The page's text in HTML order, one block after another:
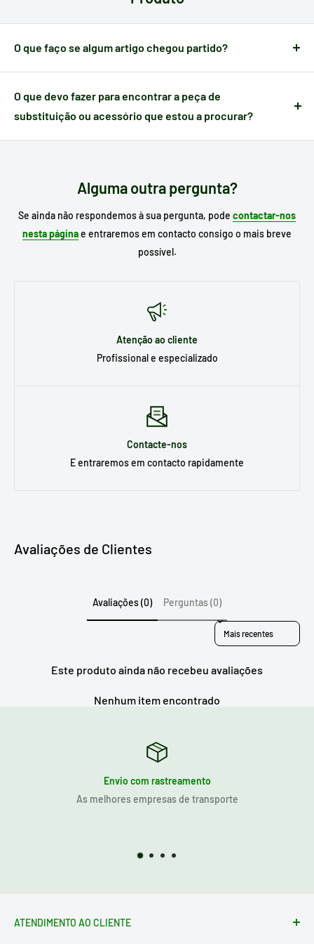
O que faço se algum artigo chegou partido?
Quando um artigo apresenta algum defeito causado no
transporte,
dispõe de 24 horas a partir do momento da
receção
para nos notificar e poder gerir a ocorrência.
O que devo fazer para encontrar a peça de
substituição ou acessório que estou a procurar?
Escreva no motor de busca do nosso site omodelo do seu
Alguma outra pergunta?
Se ainda não respondemos à sua pergunta, pode contactar-nos
nesta páginae entraremos em contacto consigo o mais breve
possível.
Atenção ao cliente
Profissional e especializado
Contacte-nos
E entraremos em contacto rapidamente
Avaliações de Clientes
Avaliações (0) Perguntas (0)
Sort reviews by
Este produto ainda não recebeu avaliações
Nenhum item encontrado
Envio com rastreamento
As melhores empresas de transporte
ATENDIMENTO AO CLIENTE